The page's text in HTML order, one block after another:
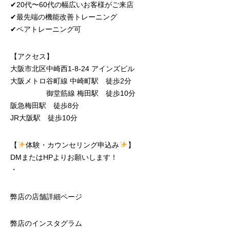
✔︎20代〜60代の幅広いお客様がご来店
✔︎最先端の機能改善トレーニング
✔︎ペアトレーニング可
【アクセス】
大阪市北区中崎西1-8-24 アインズビル
大阪メトロ谷町線 中崎町駅 徒歩2分
御堂筋線 梅田駅 徒歩10分
阪急梅田駅 徒歩8分
JR大阪駅 徒歩10分
【 体験・カウンセリング申込み
】
DMまたはHPよりお願いします！
・
弊店の店舗詳細ページ
弊店のインスタグラム